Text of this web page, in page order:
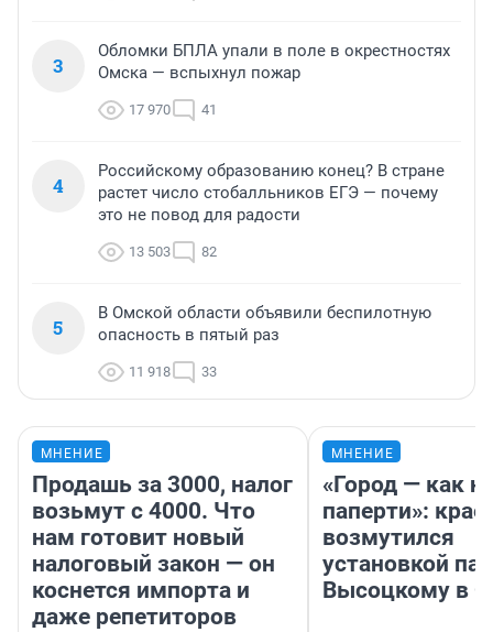
3
Обломки БПЛА упали в поле в окрестностях
Омска — вспыхнул пожар
17 970 41
4
Российскому образованию конец? В стране
растет число стобалльников ЕГЭ — почему
это не повод для радости
13 503 82
5
В Омской области объявили беспилотную
опасность в пятый раз
11 918 33
МНЕНИЕ
Продашь за 3000, налог
возьмут с 4000. Что
нам готовит новый
налоговый закон — он
коснется импорта и
даже репетиторов
МНЕНИЕ
«Город — как
паперти»:
возмутился
установкой
Высоцкому в